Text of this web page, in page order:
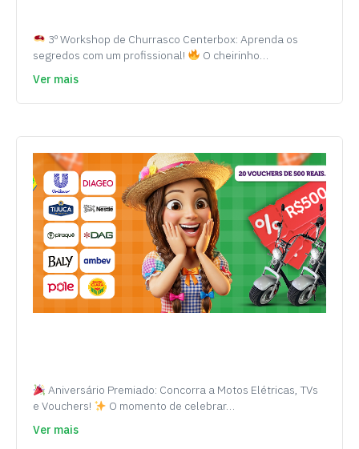
3º Workshop de Churrasco Centerbox: Aprenda os
segredos com um profissional!
O cheirinho…
Ver mais
Aniversário Premiado: Concorra a Motos Elétricas, TVs
e Vouchers!
O momento de celebrar…
Ver mais